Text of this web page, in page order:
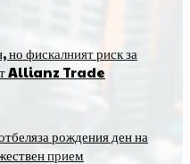
фискалният риск за
от Allianz Trade
рождения ден на
прием